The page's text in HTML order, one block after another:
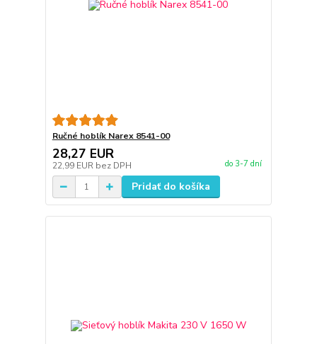
Ručné hoblík Narex 8541-00
28,27 EUR
22,99 EUR bez DPH do 3-7 dní
Pridať do košíka